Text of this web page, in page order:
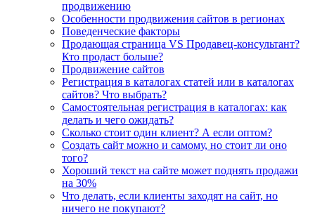
продвижению
Особенности продвижения сайтов в регионах
Поведенческие факторы
Продающая страница VS Продавец-консультант?
Кто продаст больше?
Продвижение сайтов
Регистрация в каталогах статей или в каталогах
сайтов? Что выбрать?
Самостоятельная регистрация в каталогах: как
делать и чего ожидать?
Сколько стоит один клиент? А если оптом?
Создать сайт можно и самому, но стоит ли оно
того?
Хороший текст на сайте может поднять продажи
на 30%
Что делать, если клиенты заходят на сайт, но
ничего не покупают?